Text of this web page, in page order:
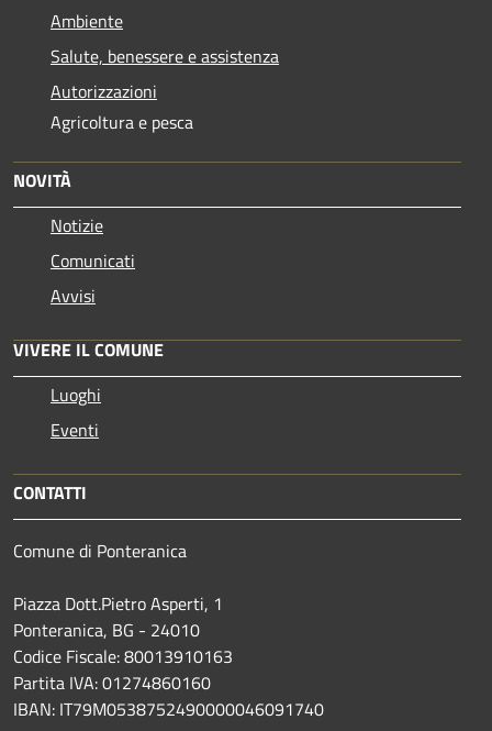
Ambiente
Salute, benessere e assistenza
Autorizzazioni
Agricoltura e pesca
NOVITÀ
Notizie
Comunicati
Avvisi
VIVERE IL COMUNE
Luoghi
Eventi
CONTATTI
Comune di Ponteranica
Piazza Dott.Pietro Asperti, 1
Ponteranica, BG - 24010
Codice Fiscale: 80013910163
Partita IVA: 01274860160
IBAN: IT79M0538752490000046091740